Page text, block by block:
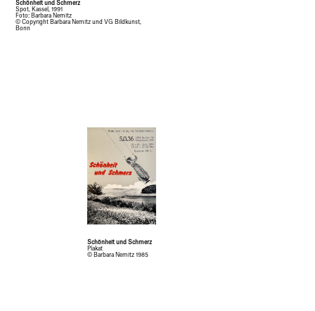
Schönheit und Schmerz
Spot, Kassel, 1991
Foto: Barbara Nemitz
© Copyright Barbara Nemitz und VG Bildkunst,
Bonn
Schönheit und Schmerz
Plakat
© Barbara Nemitz 1985